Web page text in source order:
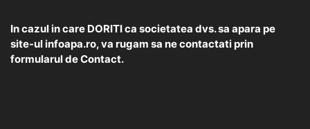
In cazul in care DORITI ca societatea dvs. sa apara pe
site-ul infoapa.ro, va rugam sa ne contactati prin
formularul deContact.